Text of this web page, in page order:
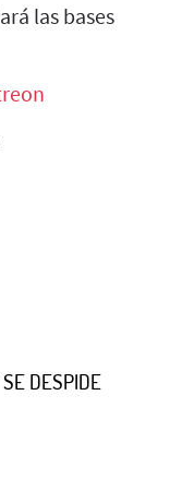
las bases
DESPIDE